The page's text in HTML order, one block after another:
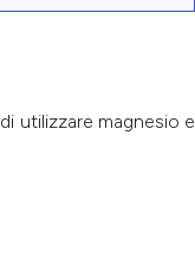
utilizzare magnesio e